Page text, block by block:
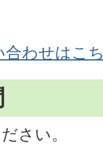
合わせはこ
さい。